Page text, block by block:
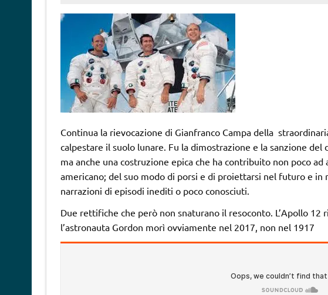
Continua la rievocazione di Gianfranco Campa della
calpestare il suolo lunare. Fu la dimostrazione e la sanzione
ma anche una costruzione epica che ha contribuito non poco
americano; del suo modo di porsi e di proiettarsi nel futuro e in
narrazioni di episodi inediti o poco conosciuti.
Due rettifiche che però non snaturano il resoconto. L’Apollo
l’astronauta Gordon morì ovviamente nel 2017, non nel 1917